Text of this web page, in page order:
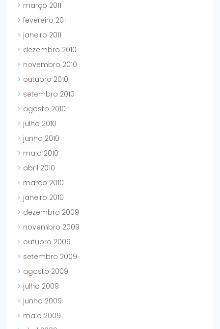
março 2011
fevereiro 2011
janeiro 2011
dezembro 2010
novembro 2010
outubro 2010
setembro 2010
agosto 2010
julho 2010
junho 2010
maio 2010
abril 2010
março 2010
janeiro 2010
dezembro 2009
novembro 2009
outubro 2009
setembro 2009
agosto 2009
julho 2009
junho 2009
maio 2009